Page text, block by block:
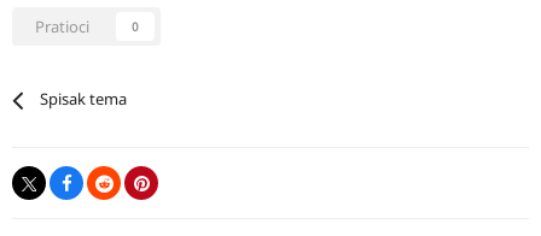
Pratioci 0
Spisak tema